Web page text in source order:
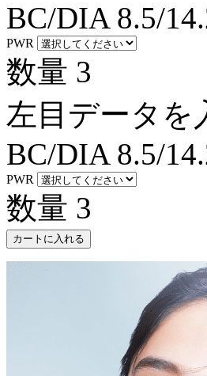
BC/DIA 8.5/
PWR
数量 3
左目データを
BC/DIA 8.5/
PWR
数量 3
カートに入れる